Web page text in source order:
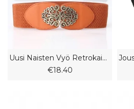
Uusi Naisten Vyö Retrokaiverrettu Solki Leveä Vyö Asusteet Koristeellinen Vyö
€18.40